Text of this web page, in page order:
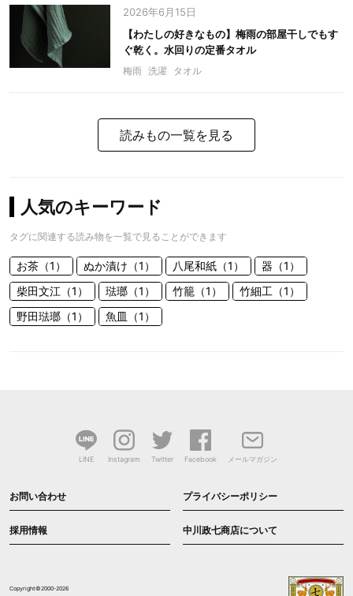
2026年6月15日
【わたしの好きなもの】梅雨の部屋干しでもす
ぐ乾く。水回りの定番タオル
梅雨 洗濯 タオル
読みもの一覧を見る
人気のキーワード
タグに関連する読み物を一覧で見ることができます
お茶（1） ぬか漬け（1） 八尾和紙（1）
器（1）
柴田文江（1）
琺瑯（1） 竹籠（1）
竹細工（1）
野田琺瑯（1）
魚皿（1）
LINE Instagram Twitter Facebook メールマガジン
お問い合わせ プライバシーポリシー
採用情報 中川政七商店について
Copyright©2000-2026